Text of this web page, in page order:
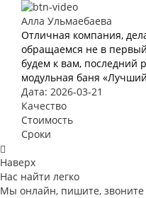
Алла Ульмаебаева
Отличная компания,
обращаемся не в
будем к вам, последний
модульная баня
Дата: 2026-03-21
Качество
Стоимость
Сроки
Наверх
Нас найти легко
Мы онлайн, пишите, звоните